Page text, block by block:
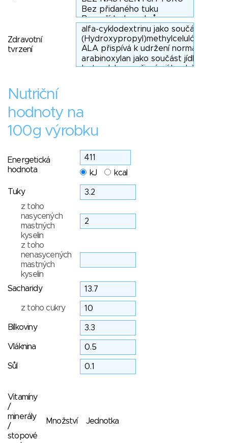
Zdravotní
tvrzení
Nutriční
hodnoty na
100g výrobku
Energetická
hodnota
kJ kcal
Tuky
z toho
nasycených
mastných
kyselin
z toho
nenasycených
mastných
kyselin
Sacharidy
z toho cukry
Bílkoviny
Vláknina
Sůl
Vitamíny
/
minerály
/
stopové
Množství Jednotka